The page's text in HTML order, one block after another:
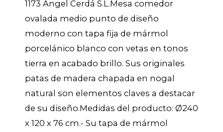
1173 Angel Cerdá S.L.Mesa comedor
ovalada medio punto de diseño
moderno con tapa fija de mármol
porcelánico blanco con vetas en tonos
tierra en acabado brillo. Sus originales
patas de madera chapada en nogal
natural son elementos claves a destacar
de su diseño.Medidas del producto: Ø240
x 120 x 76 cm.- Su tapa de mármol